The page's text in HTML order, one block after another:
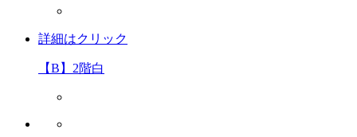
詳細はクリック
【B】2階白